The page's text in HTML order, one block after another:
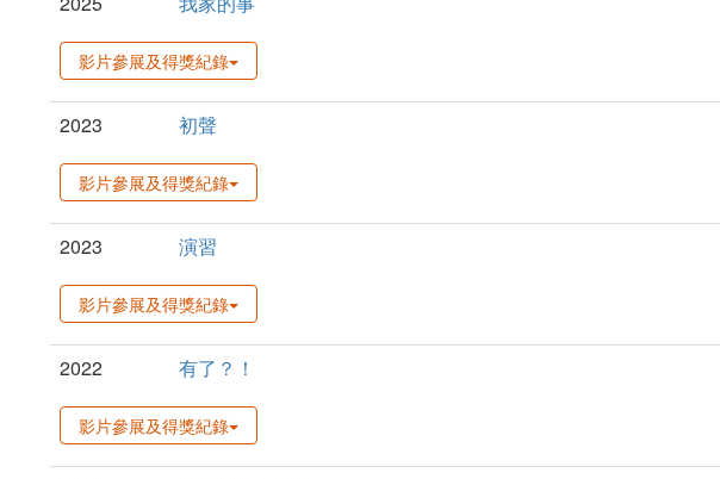
影片參展及得獎紀錄
2023 初聲
影片參展及得獎紀錄
2023 演習
影片參展及得獎紀錄
2022 有了？！
影片參展及得獎紀錄